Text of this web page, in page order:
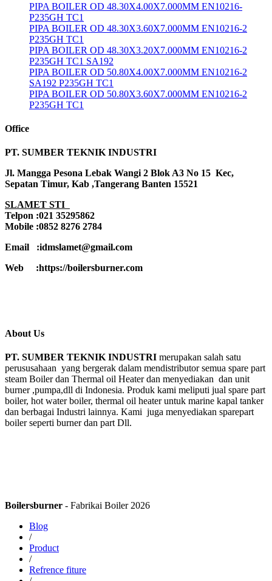
PIPA BOILER OD 48.30X4.00X7.000MM EN10216-
P235GH TC1
PIPA BOILER OD 48.30X3.60X7.000MM EN10216-2
P235GH TC1
PIPA BOILER OD 48.30X3.20X7.000MM EN10216-2
P235GH TC1 SA192
PIPA BOILER OD 50.80X4.00X7.000MM EN10216-2
SA192 P235GH TC1
PIPA BOILER OD 50.80X3.60X7.000MM EN10216-2
P235GH TC1
Office
PT. SUMBER TEKNIK INDUSTRI
Jl. Mangga Pesona Lebak Wangi 2 Blok A3 No 15 Kec,
Sepatan Timur, Kab ,Tangerang Banten 15521
SLAMET STI
Telpon :021 35295862
Mobile :0852 8276 2784
Email :idmslamet@gmail.com
Web :https://boilersburner.com
About Us
PT. SUMBER TEKNIK INDUSTRI merupakan salah satu
perususahaan yang bergerak dalam mendistributor semua spare part
steam Boiler dan Thermal oil Heater dan menyediakan dan unit
burner ,pumpa,dll di Indonesia. Produk kami meliputi jual spare part
boiler, hot water boiler, thermal oil heater untuk marine kapal tanker
dan berbagai Industri lainnya. Kami juga menyediakan sparepart
boiler seperti burner dan part Dll.
Boilersburner - Fabrikai Boiler 2026
Blog
/
Product
/
Refrence fiture